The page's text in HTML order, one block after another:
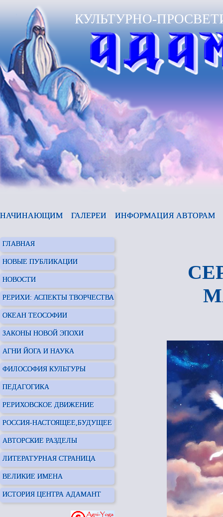
КУЛЬТУРНО-
НАЧИНАЮЩИМ ГАЛЕРЕИ ИНФОРМАЦИЯ АВТОРАМ
ГЛАВНАЯ
НОВЫЕ ПУБЛИКАЦИИ
НОВОСТИ
РЕРИХИ: АСПЕКТЫ ТВОРЧЕСТВА
ОКЕАН ТЕОСОФИИ
ЗАКОНЫ НОВОЙ ЭПОХИ
АГНИ ЙОГА И НАУКА
ФИЛОСОФИЯ КУЛЬТУРЫ
ПЕДАГОГИКА
РЕРИХОВСКОЕ ДВИЖЕНИЕ
РОССИЯ-НАСТОЯЩЕЕ,БУДУЩЕЕ
АВТОРСКИЕ РАЗДЕЛЫ
ЛИТЕРАТУРНАЯ СТРАНИЦА
ВЕЛИКИЕ ИМЕНА
ИСТОРИЯ ЦЕНТРА АДАМАНТ